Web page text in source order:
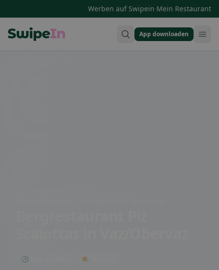
Werben auf Swipein·Mein Restaurant
App downloaden
🕒 Jetzt geöffnet 🌤 Terrasse